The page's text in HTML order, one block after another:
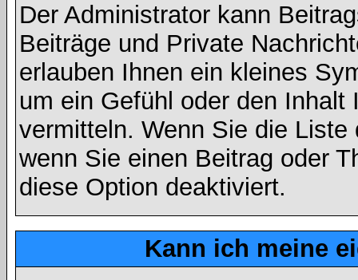
Der Administrator kann
Beiträge und Private
erlauben Ihnen ein kleines
um ein Gefühl oder den
vermitteln. Wenn Sie die
wenn Sie einen Beitrag oder
diese Option deaktiviert.
Kann ich meine